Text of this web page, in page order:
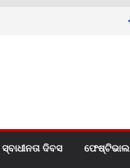
ସ୍ବାଧୀନତା ଦିବସ ଫେଷ୍ଟିଭାଲ